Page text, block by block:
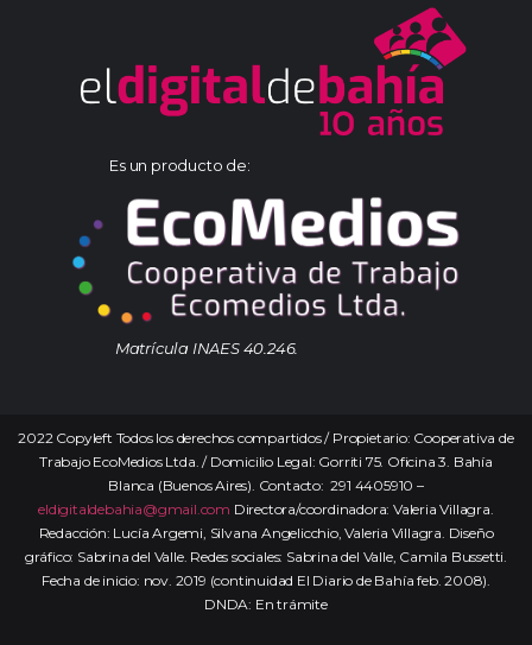
Es un producto de:
Matrícula INAES 40.246.
2022 Copyleft Todos los derechos compartidos / Propietario: Cooperativa de
Trabajo EcoMedios Ltda. / Domicilio Legal: Gorriti 75. Oficina 3. Bahía
Blanca (Buenos Aires). Contacto: 291 4405910 –
eldigitaldebahia@gmail.com Directora/coordinadora: Valeria Villagra.
Redacción: Lucía Argemi, Silvana Angelicchio, Valeria Villagra. Diseño
gráfico: Sabrina del Valle. Redes sociales: Sabrina del Valle, Camila Bussetti.
Fecha de inicio: nov. 2019 (continuidad El Diario de Bahía feb. 2008).
DNDA: En trámite